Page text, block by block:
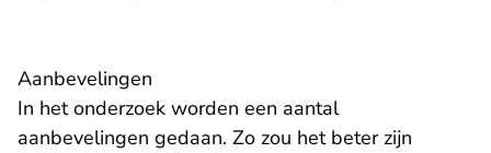
Aanbevelingen
In het onderzoek worden een aantal
aanbevelingen gedaan. Zo zou het beter zijn